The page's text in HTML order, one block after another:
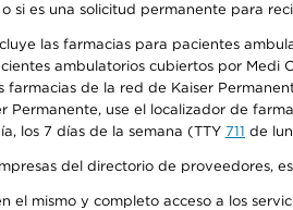
si es una solicitud permanente para
las farmacias para pacientes
ambulatorios cubiertos por
farmacias de la red de Kaiser
Permanente, use el localizador de
los 7 días de la semana (TTY 711 de
del directorio de proveedores,
el mismo y completo acceso a los